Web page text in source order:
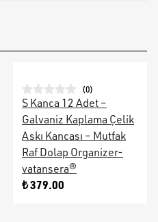
(0)
S Kanca 12 Adet –
Galvaniz Kaplama Çelik
Askı Kancası – Mutfak
Raf Dolap Organizer-
vatansera®
₺ 379.00